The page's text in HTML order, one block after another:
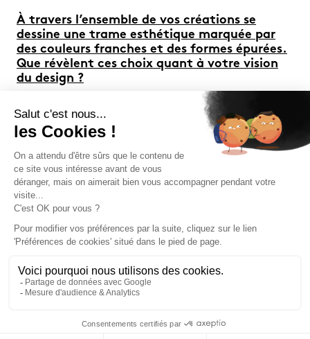
À travers l’ensemble de vos créations se
dessine une trame esthétique marquée par
des couleurs franches et des formes épurées.
Que révèlent ces choix quant à votre vision
du design ?
Ces choix sont très personnels, comme on dit,
« les goûts et les couleurs », et c’est le cas de
le dire [rires]. D’abord, concernant les formes,
j’essaye de faire attention à ne pas mettre
trop de choses qui n’ont pas de fonction…
enfin, plutôt qui ne sont pas liées à l’usage.
Pour moi, c’est important de ne pas faire
d’excès ici. Aussi, les outils que j’utilise et les
modes de fabrication que je mets en avant
doivent être tout aussi simples à mettre en
induit des formes simples, car une production
simple, c’est aussi des formes simples ; c’est le
processus de fabrication qui induit la forme et
sont ludiques, mais ce n’est pas spécialement